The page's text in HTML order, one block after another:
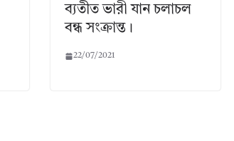
ব্যতীত ভারী যান চলাচল
বন্ধ সংক্রান্ত।
22/07/2021